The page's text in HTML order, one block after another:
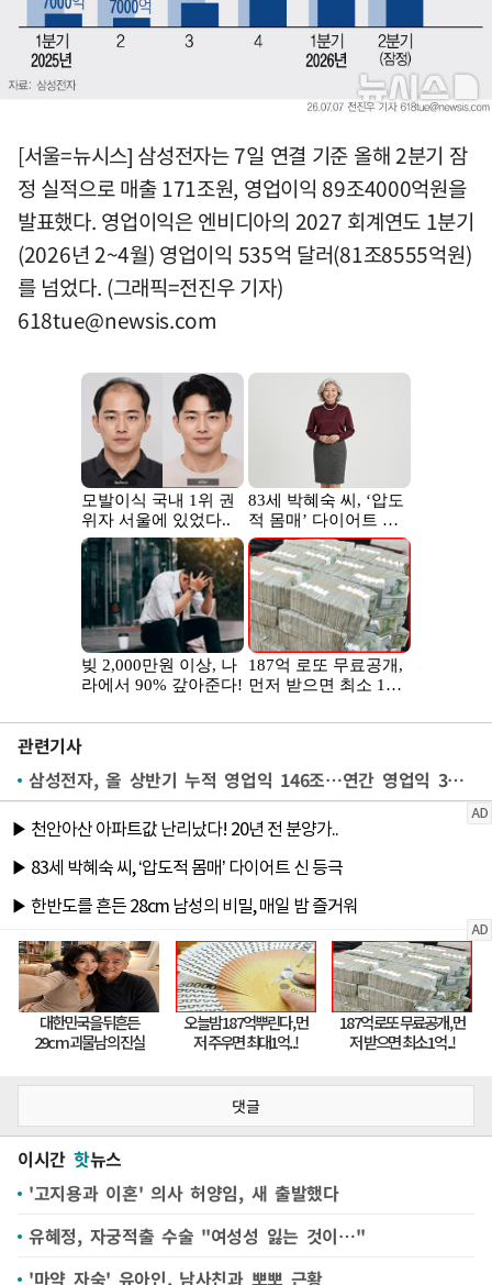
[서울=뉴시스] 삼성전자는 7일 연결 기준 올해 2분기 잠
정 실적으로 매출 171조원, 영업이익 89조4000억원을
발표했다. 영업이익은 엔비디아의 2027 회계연도 1분기
(2026년 2~4월) 영업이익 535억 달러(81조8555억원)
를 넘었다. (그래픽=전진우 기자)
618tue@newsis.com
관련기사
삼성전자, 올 상반기 누적 영업익 146조…연간 영업익 300조 시대 '성큼'
댓글
이시간 핫뉴스
'고지용과 이혼' 의사 허양임, 새 출발했다
유혜정, 자궁적출 수술 "여성성 잃는 것이…"
'마약 자숙' 유아인, 남사친과 뽀뽀 근황